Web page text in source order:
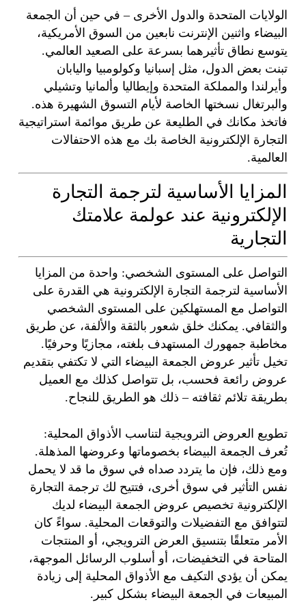
الولايات المتحدة والدول الأخرى – في حين أن الجمعة
البيضاء واثنين الإنترنت نابعين من السوق الأمريكية،
يتوسع نطاق تأثيرهما بسرعة على الصعيد العالمي.
تبنت بعض الدول، مثل إسبانيا وكولومبيا واليابان
وأيرلندا والمملكة المتحدة وإيطاليا وألمانيا وتشيلي
والبرتغال نسختها الخاصة لأيام التسوق الشهيرة هذه.
فاتخذ مكانك في الطليعة عن طريق موائمة استراتيجية
التجارة الإلكترونية الخاصة بك مع هذه الاحتفالات
العالمية.
المزايا الأساسية لترجمة التجارة
الإلكترونية عند عولمة علامتك
التجارية
التواصل على المستوى الشخصي: واحدة من المزايا
الأساسية لترجمة التجارة الإلكترونية هي القدرة على
التواصل مع المستهلكين على المستوى الشخصي
والثقافي. يمكنك خلق شعور بالثقة والألفة، عن طريق
مخاطبة جمهورك المستهدف بلغته، مجازيًا وحرفيًا.
تخيل تأثير عروض الجمعة البيضاء التي لا تكتفي بتقديم
عروض رائعة فحسب، بل تتواصل كذلك مع العميل
بطريقة تلائم ثقافته – ذلك هو الطريق للنجاح.
تطويع العروض الترويجية لتناسب الأذواق المحلية:
تُعرف الجمعة البيضاء بخصوماتها وعروضها المذهلة.
ومع ذلك، فإن ما يتردد صداه في سوق ما قد لا يحمل
نفس التأثير في سوق أخرى، فتتيح لك ترجمة التجارة
الإلكترونية تخصيص عروض الجمعة البيضاء لديك
لتتوافق مع التفضيلات والتوقعات المحلية. سواءً كان
الأمر متعلقًا بتنسيق العرض الترويجي، أو المنتجات
المتاحة في التخفيضات، أو أسلوب الرسائل الموجهة،
يمكن أن يؤدي التكيف مع الأذواق المحلية إلى زيادة
المبيعات في الجمعة البيضاء بشكل كبير.